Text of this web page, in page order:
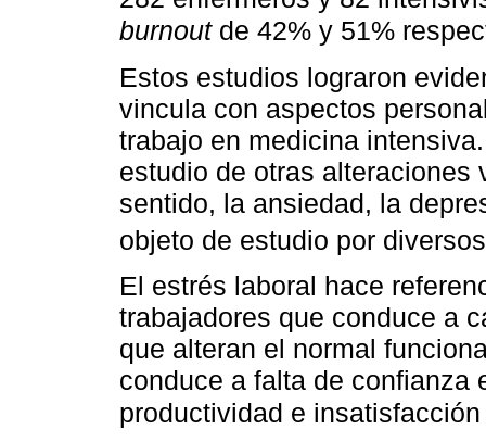
burnoutde 42% y 51%
Estos estudios lograron
vincula con aspectos
trabajo en medicina
estudio de otras
sentido, la ansiedad, la
objeto de estudio por
El estrés laboral hace
trabajadores que conduce a
que alteran el normal
conduce a falta de confianza
productividad e